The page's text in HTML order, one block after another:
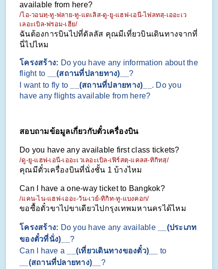
available from here?
/ไอ-วอนทฺ-ทู-ฟลาย-ทู-แดเลิส-ดู-ยู-แฮฟ-เอนี-ไฟลทสฺ-เออะเว
เลอะเบิล-ฟรอม-เฮีย/
ฉันต้องการบินไปที่ดัลลัส คุณมีเที่ยวบินเดินทางจากที่
นี่ไปไหม
โครงสร้าง: Do you have any information about the
flight to
__(สถานที่ปลายทาง)__ ?
I want to fly to
__(สถานที่ปลายทาง)__ . Do you
have any flights available from here?
สอบถามข้อมูลเกี่ยวกับตั๋วเครื่องบิน
Do you have any available first class tickets?
/ดู-ยู-แฮฟ-เอนี-เออะเวเลอะเบิล-เฟิร์สตฺ-แคลส-ทิกิทสฺ/
คุณมีตั๋วเครื่องบินที่นั่งชั้น 1 บ้างไหม
Can I have a one-way ticket to Bangkok?
/แคน-ไน-แฮฟ-เออะ-วัน-เวย์-ทิกิท-ทู-แบงคอก/
ขอซื้อตั๋วขาไปขาเดียวไปกรุงเทพมหานครได้ไหม
โครงสร้าง: Do you have any available
__(ประเภท
ของตั๋วที่นั่ง)__ ?
Can I have a
__(เที่ยวเดินทางของตั๋ว)__
__(สถานที่ปลายทาง)__ ?